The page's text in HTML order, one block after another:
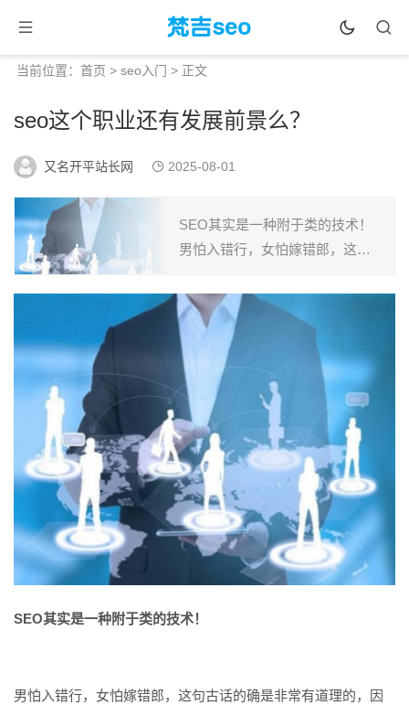
当前位置： 首页 > seo入门 > 正文
seo这个职业还有发展前景么？
又名开平站长网 2025-08-01
SEO其实是一种附于类的技术！
男怕入错行，女怕嫁错郎，这句
选择大于努力，一旦选择可能...
SEO其实是一种附于类的技术！
男怕入错行，女怕嫁错郎，这句古话的确是非常有道理的，因